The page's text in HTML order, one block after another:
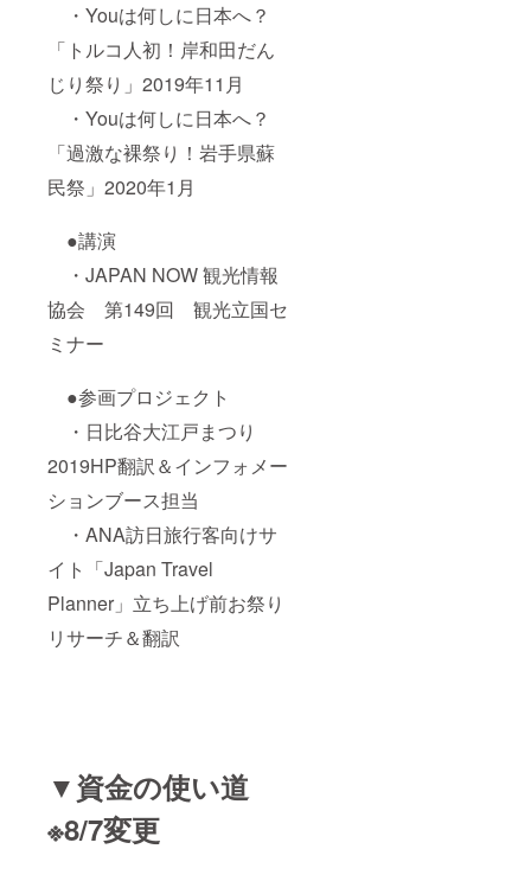
・Youは何しに日本へ？
「トルコ人初！岸和田だん
じり祭り」2019年11月
・Youは何しに日本へ？
「過激な裸祭り！岩手県蘇
民祭」2020年1月
●講演
・JAPAN NOW 観光情報
協会 第149回 観光立国セ
ミナー
●参画プロジェクト
・日比谷大江戸まつり
2019HP翻訳＆インフォメー
ションブース担当
・ANA訪日旅行客向けサ
イト「Japan Travel
Planner」立ち上げ前お祭り
リサーチ＆翻訳
▼資金の使い道
※8/7変更